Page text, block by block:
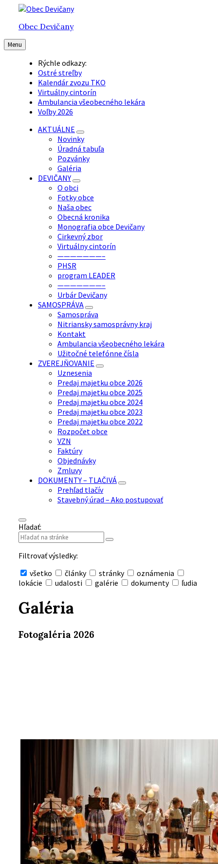
Preskočiť
obsah
Preskočiť
hlavnú
navigáciu
Preskočiť
pätičkuObec Devičany
Menu
Rýchle odkazy:
Ostré streľby
Kalendár zvozu TKO
Virtuálny cintorín
Ambulancia všeobecného lekára
Voľby 2026
AKTUÁLNE
Novinky
Úradná tabuľa
Pozvánky
Galéria
DEVIČANY
O obci
Fotky obce
Naša obec
Obecná kronika
Monografia obce Devičany
Cirkevný zbor
Virtuálny cintorín
———————–
PHSR
program LEADER
———————–
Urbár Devičany
SAMOSPRÁVA
Samospráva
Nitriansky samosprávny kraj
Kontakt
Ambulancia všeobecného lekára
Užitočné telefónne čísla
ZVEREJŇOVANIE
Uznesenia
Predaj majetku obce 2026
Predaj majetku obce 2025
Predaj majetku obce 2024
Predaj majetku obce 2023
Predaj majetku obce 2022
Rozpočet obce
VZN
Faktúry
Objednávky
Zmluvy
DOKUMENTY – TLAČIVÁ
Prehľad tlačív
Stavebný úrad – Ako postupovať
Hľadať:
Filtrovať výsledky:
všetko
články stránky
oznámenia
lokácie
udalosti galérie dokumenty ľudia
vyhľadávanie
Galéria
Fotogaléria 2026